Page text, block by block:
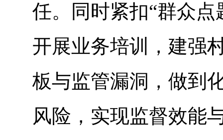
任。同时紧扣“群众
开展业务培训，建强
板与监管漏洞，做到
风险，实现监督效能